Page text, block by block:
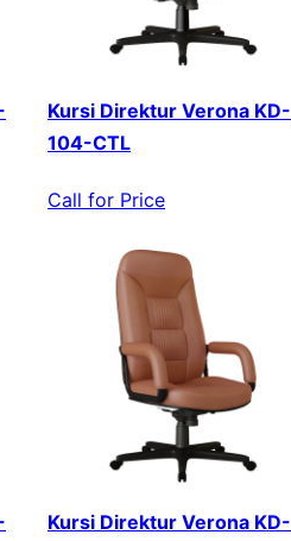
Kursi Direktur Verona KD-
104-CTL
Call for Price
Kursi Direktur Verona KD-